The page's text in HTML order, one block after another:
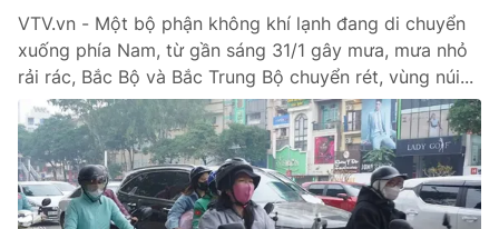
VTV.vn - Một bộ phận không khí lạnh đang di chuyển
xuống phía Nam, từ gần sáng 31/1 gây mưa, mưa nhỏ
rải rác, Bắc Bộ và Bắc Trung Bộ chuyển rét, vùng núi...